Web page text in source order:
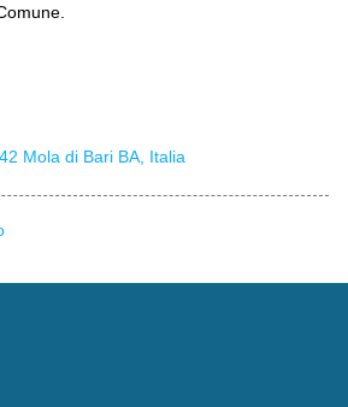
Mola di Bari BA, Italia